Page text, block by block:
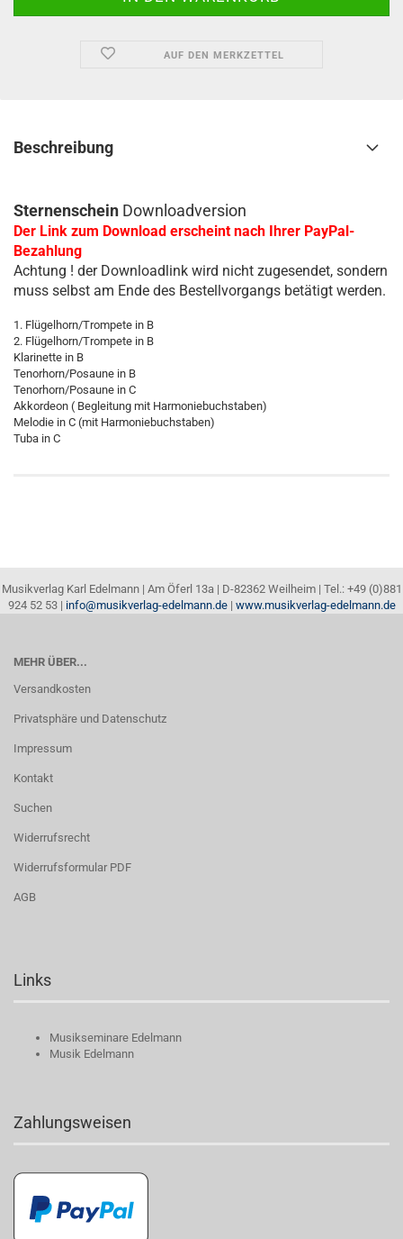
AUF DEN MERKZETTEL
Beschreibung
Sternenschein Downloadversion
Der Link zum Download erscheint nach Ihrer PayPal-
Bezahlung
Achtung ! der Downloadlink wird nicht zugesendet, sondern
muss selbst am Ende des Bestellvorgangs betätigt werden.
1. Flügelhorn/Trompete in B
2. Flügelhorn/Trompete in B
Klarinette in B
Tenorhorn/Posaune in B
Tenorhorn/Posaune in C
Akkordeon ( Begleitung mit Harmoniebuchstaben)
Melodie in C (mit Harmoniebuchstaben)
Tuba in C
Musikverlag Karl Edelmann | Am Öferl 13a | D-82362 Weilheim | Tel.: +49 (0)881
924 52 53 | info@musikverlag-edelmann.de| www.musikverlag-edelmann.de
MEHR ÜBER...
Versandkosten
Privatsphäre und Datenschutz
Impressum
Kontakt
Suchen
Widerrufsrecht
Widerrufsformular PDF
AGB
Links
Musikseminare Edelmann
Musik Edelmann
Zahlungsweisen